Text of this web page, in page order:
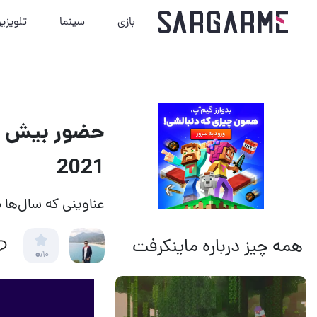
بازی سینما
همه چیز درباره ماینکرفت
2021
عناوینی که
0/10